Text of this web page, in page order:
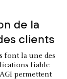
de la
clients
font la une des
fiable
permettent